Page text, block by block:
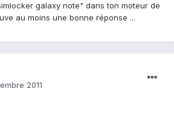
galaxy note" dans ton moteur de
au moins une bonne réponse ...
2011